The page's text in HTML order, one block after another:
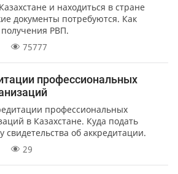
и находиться в стране
документы потребуются. Как
РВП.
75777
профессиональных
профессиональных
в Казахстане. Куда подать
свидетельства об аккредитации.
29